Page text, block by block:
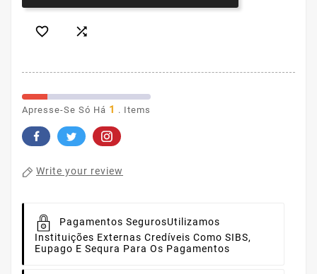
 
Apresse-Se Só Há 1 . Items
Write your review
Pagamentos SegurosUtilizamos
Instituições Externas Credíveis Como SIBS,
Eupago E Sequra Para Os Pagamentos